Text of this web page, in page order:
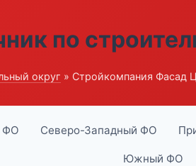
по
округ » Стройкомпания Фасад
ФО Северо-Западный ФО
Южный ФО